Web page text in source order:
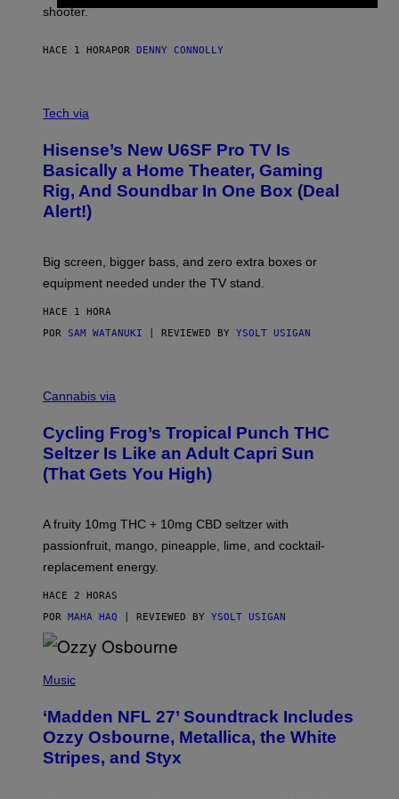
H
E
S
I
D
S
O
F
T
E
shooter.
HACE 1 HORAPOR DENNY CONNOLLY
I
I
S
E
N
S
E
Tech via
Hisense’s New U6SF Pro TV Is
Basically a Home Theater, Gaming
Rig, And Soundbar In One Box (Deal
Alert!)
Big screen, bigger bass, and zero extra boxes or
equipment needed under the TV stand.
HACE 1 HORA
POR SAM WATANUKI | REVIEWED BY YSOLT USIGAN
A
H
A
Q
F
O
I
E
Cannabis via
Cycling Frog’s Tropical Punch THC
Seltzer Is Like an Adult Capri Sun
(That Gets You High)
A fruity 10mg THC + 10mg CBD seltzer with
passionfruit, mango, pineapple, lime, and cocktail-
replacement energy.
HACE 2 HORAS
POR MAHA HAQ | REVIEWED BY YSOLT USIGAN
H
O
B
Y
N
Music
‘Madden NFL 27’ Soundtrack Includes
Ozzy Osbourne, Metallica, the White
Stripes, and Styx